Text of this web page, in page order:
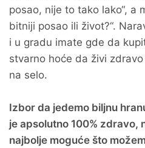
posao, nije to tako lako“, a
bitniji posao ili život?“.
i u gradu imate gde da
stvarno hoće da živi
na selo.
Izbor da jedemo biljnu
je apsolutno 100% zdravo,
najbolje moguće što